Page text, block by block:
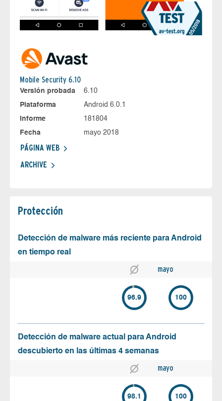
Mobile Security 6.10
Versión probada
6.10
Plataforma
Android 6.0.1
Informe
181804
Fecha
mayo 2018
PÁGINA WEB
ARCHIVE
Protección
Detección de malware más reciente para Android
en tiempo real
mayo
96.9 100
Detección de malware actual para Android
descubierto en las últimas 4 semanas
mayo
98.1 100